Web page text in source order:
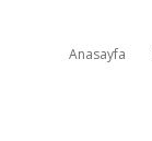
Anasayfa